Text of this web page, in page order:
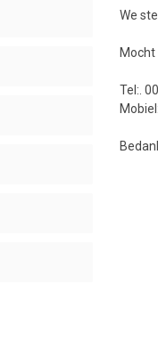
We
Tel:.